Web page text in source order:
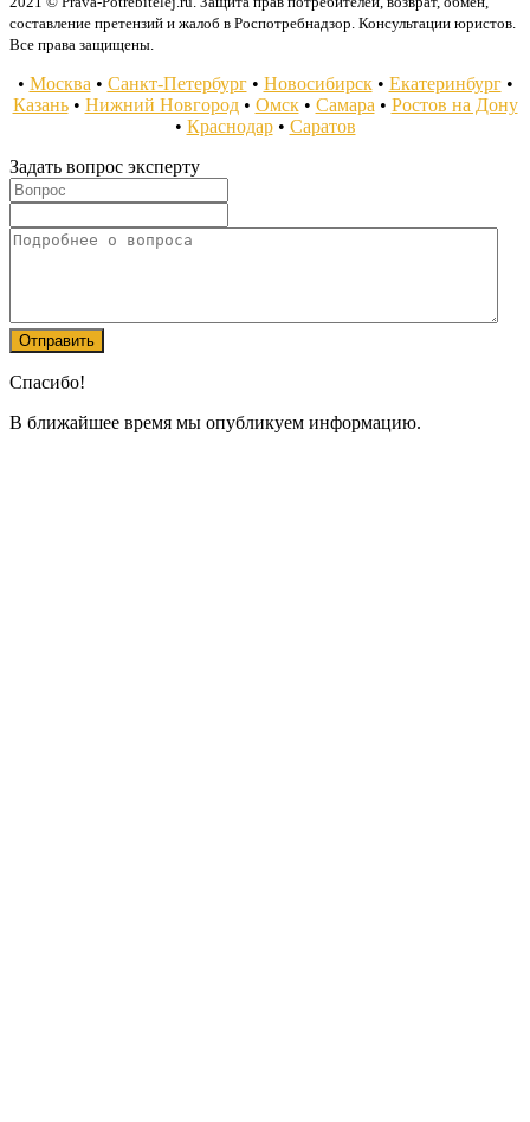
составление претензий и жалоб в Роспотребнадзор. Консультации юристов.
Все права защищены.
• Москва • Санкт-Петербург• Новосибирск• Екатеринбург•
Казань• Нижний Новгород• Омск• Самара • Ростов на Дону
• Краснодар• Саратов
Задать вопрос эксперту
Спасибо!
В ближайшее время мы опубликуем информацию.